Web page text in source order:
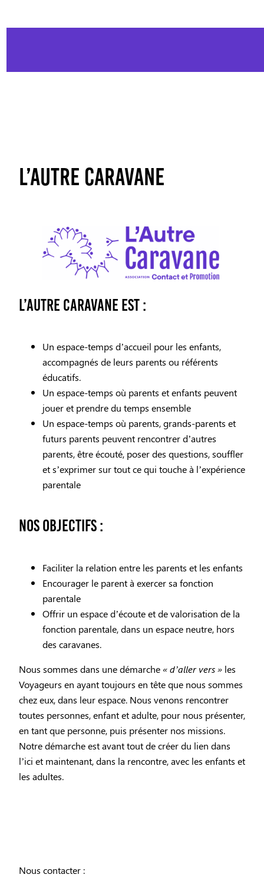
L’Autre Caravane
L’Autre Caravane est :
Un espace-temps d’accueil pour les enfants,
accompagnés de leurs parents ou référents
éducatifs.
Un espace-temps où parents et enfants peuvent
jouer et prendre du temps ensemble
Un espace-temps où parents, grands-parents et
futurs parents peuvent rencontrer d’autres
parents, être écouté, poser des questions, souffler
et s’exprimer sur tout ce qui touche à l’expérience
parentale
Nos objectifs :
Faciliter la relation entre les parents et les enfants
Encourager le parent à exercer sa fonction
parentale
Offrir un espace d’écoute et de valorisation de la
fonction parentale, dans un espace neutre, hors
des caravanes.
Nous sommes dans une démarche« d’aller vers » les
Voyageurs en ayant toujours en tête que nous sommes
chez eux, dans leur espace. Nous venons rencontrer
toutes personnes, enfant et adulte, pour nous présenter,
en tant que personne, puis présenter nos missions.
Notre démarche est avant tout de créer du lien dans
l’ici et maintenant, dans la rencontre, avec les enfants et
les adultes.
Nous contacter :